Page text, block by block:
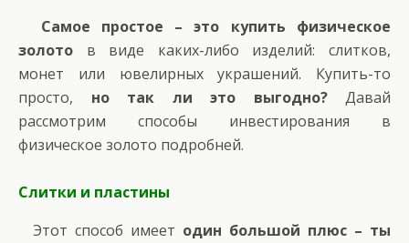
Самое простое – это купить физическое
золото в виде каких-либо изделий: слитков,
монет или ювелирных украшений. Купить-то
просто, но так ли это выгодно?Давай
рассмотрим способы инвестирования в
физическое золото подробней.
Слитки и пластины
Этот способ имеет один большой плюс – ты